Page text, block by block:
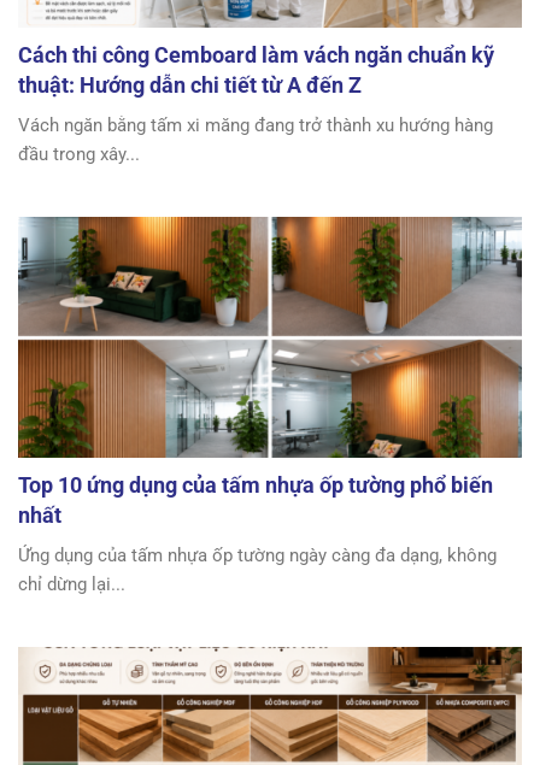
Cách thi công Cemboard làm vách ngăn chuẩn kỹ
thuật: Hướng dẫn chi tiết từ A đến Z
Vách ngăn bằng tấm xi măng đang trở thành xu hướng hàng
đầu trong xây...
Top 10 ứng dụng của tấm nhựa ốp tường phổ biến
nhất
Ứng dụng của tấm nhựa ốp tường ngày càng đa dạng, không
chỉ dừng lại...